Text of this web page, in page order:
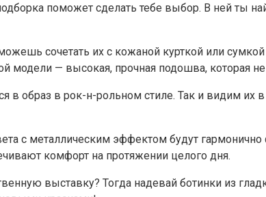
поможет сделать тебе выбор. В ней ты
сочетать их с кожаной курткой или
— высокая, прочная подошва, которая
в образ в рок-н-рольном стиле. Так и видим их
с металлическим эффектом будут
комфорт на протяжении целого дня.
выставку? Тогда надевай ботинки из